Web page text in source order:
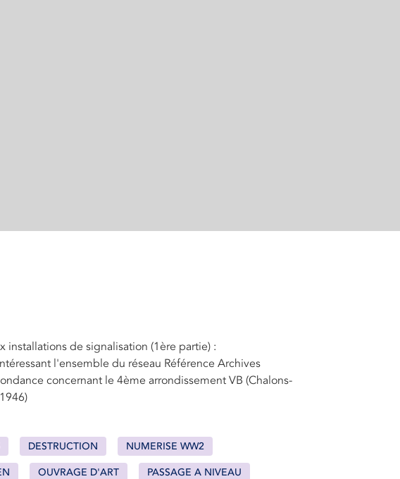
installations de signalisation (1ère partie) :
l'ensemble du réseau Référence Archives
concernant le 4ème arrondissement VB (Chalons-
DESTRUCTION NUMERISE WW2
OUVRAGE D'ART PASSAGE A NIVEAU